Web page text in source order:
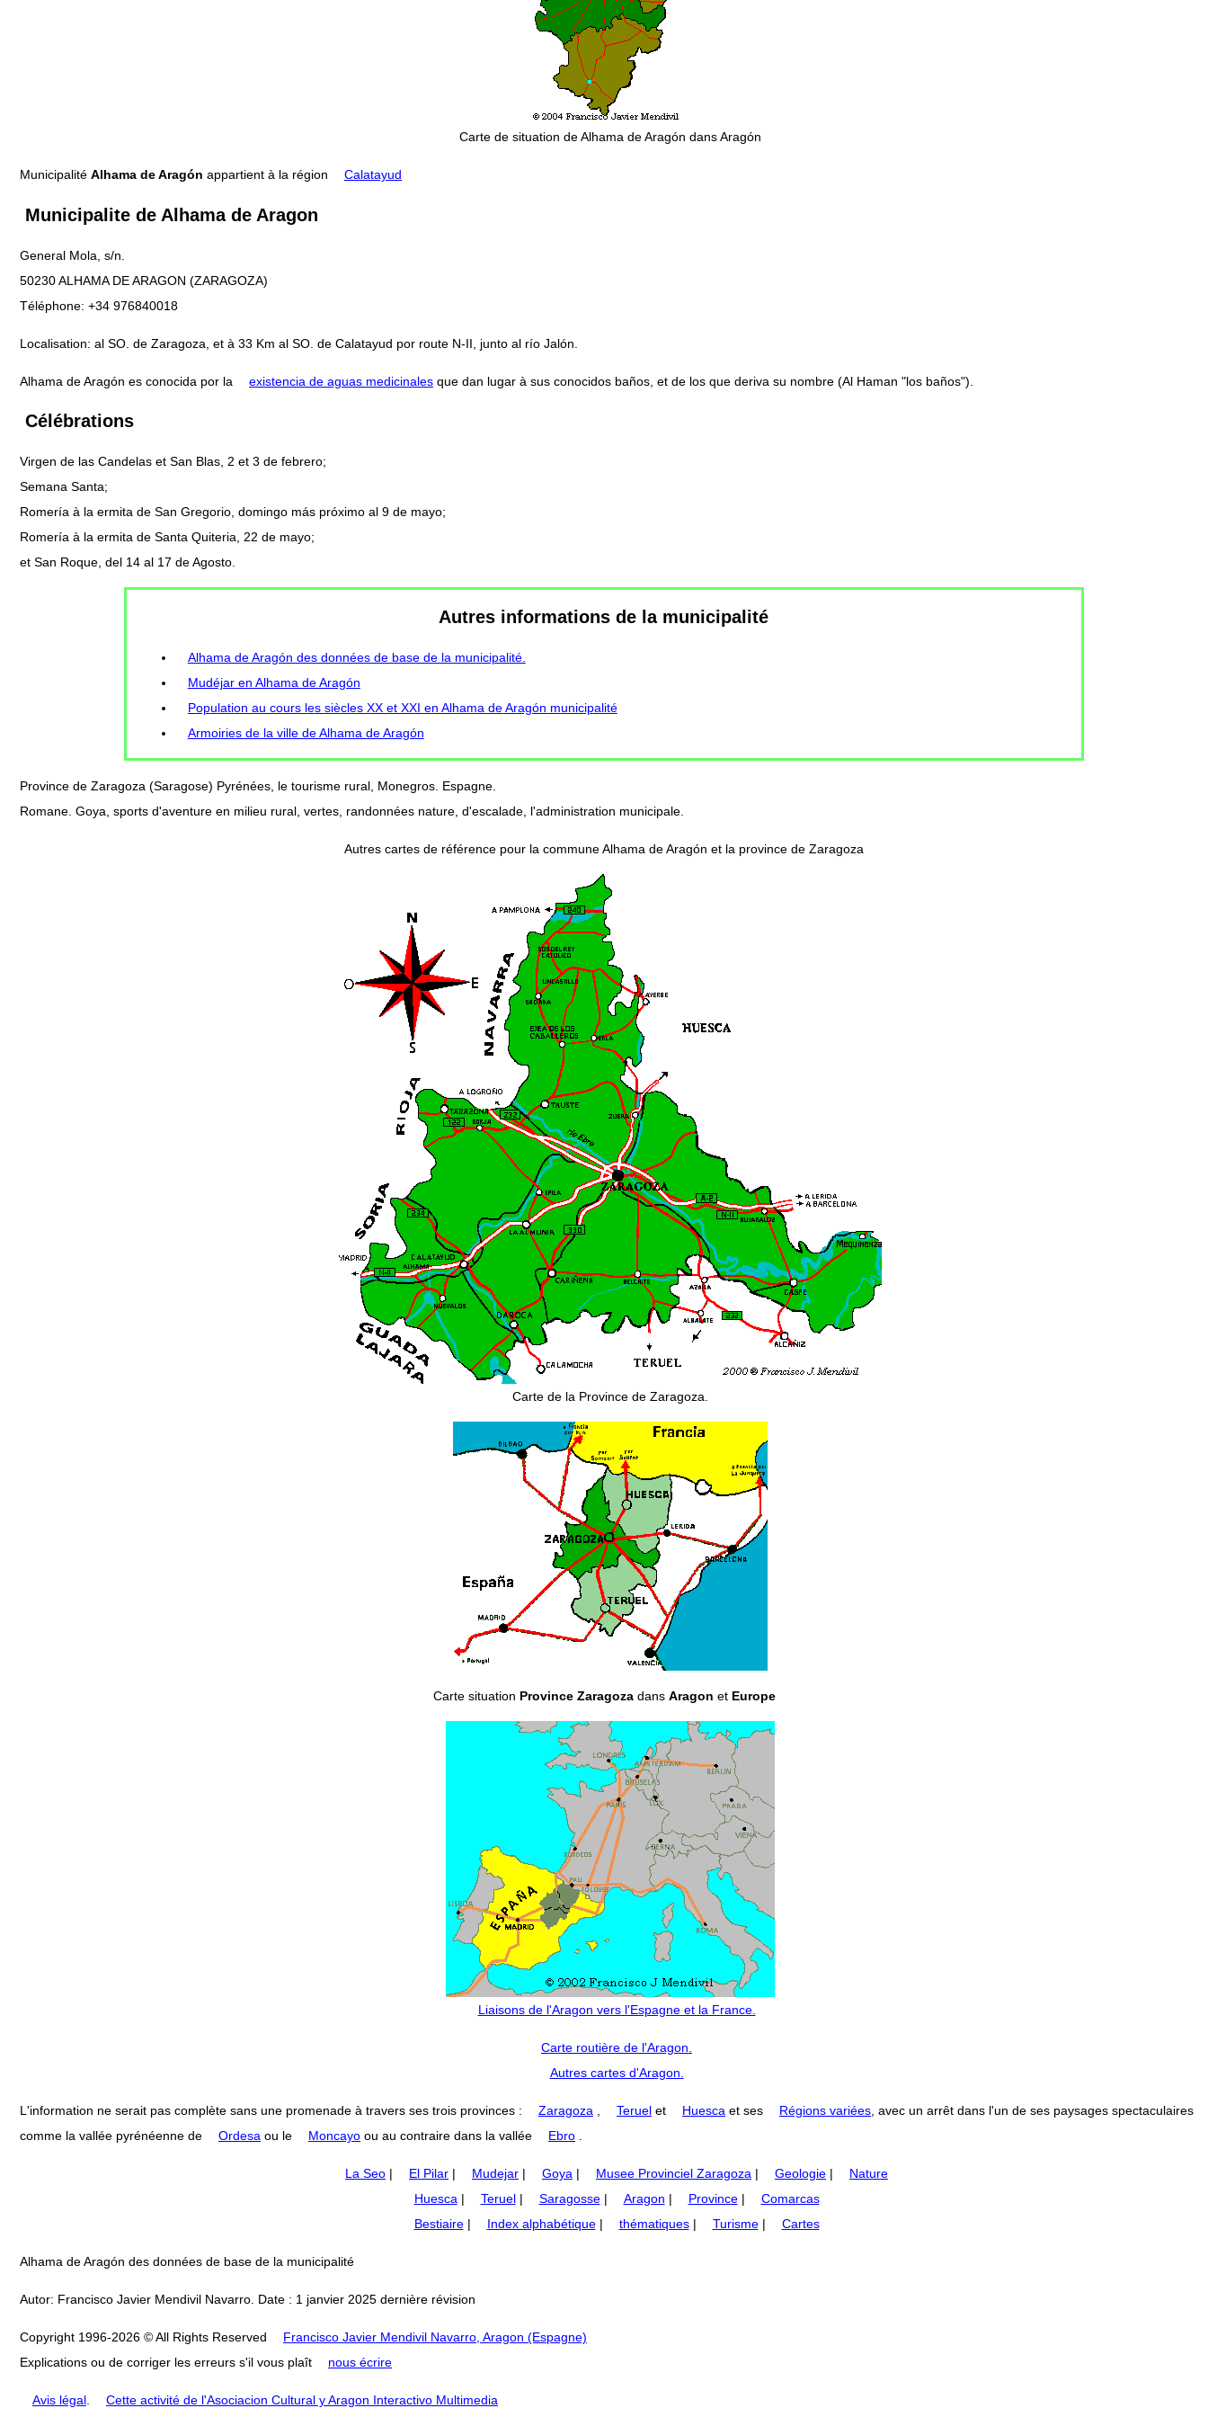
Carte de situation de Alhama de Aragón dans Aragón
Municipalité Alhama de Aragón appartient à la région Calatayud
Municipalite de Alhama de Aragon
General Mola, s/n.
50230 ALHAMA DE ARAGON (ZARAGOZA)
Téléphone: +34 976840018
Localisation: al SO. de Zaragoza, et à 33 Km al SO. de Calatayud por route N-II, junto al río Jalón.
Alhama de Aragón es conocida por la existencia de aguas medicinales que dan lugar à sus conocidos baños, et de los que deriva su nombre (Al Haman "los baños").
Célébrations
Virgen de las Candelas et San Blas, 2 et 3 de febrero;
Semana Santa;
Romería à la ermita de San Gregorio, domingo más próximo al 9 de mayo;
Romería à la ermita de Santa Quiteria, 22 de mayo;
et San Roque, del 14 al 17 de Agosto.
Autres informations de la municipalité
Alhama de Aragón des données de base de la municipalité.
Mudéjar en Alhama de Aragón
Population au cours les siècles XX et XXI en Alhama de Aragón municipalité
Armoiries de la ville de Alhama de Aragón
Province de Zaragoza (Saragose) Pyrénées, le tourisme rural, Monegros. Espagne.
Romane. Goya, sports d'aventure en milieu rural, vertes, randonnées nature, d'escalade, l'administration municipale.
Autres cartes de référence pour la commune Alhama de Aragón et la province de Zaragoza
Carte de la Province de Zaragoza.
Carte situation Province Zaragozadans Aragon et Europe
Liaisons de l'Aragon vers l'Espagne et la France.
Carte routière de l'Aragon.
Autres cartes d'Aragon.
L'information ne serait pas complète sans une promenade à travers ses trois provinces : Zaragoza Teruel et Huesca et ses Régions variées , avec un arrêt dans l'un de ses paysages spectaculaires
comme la vallée pyrénéenne de
Ordesa ou le Moncayo ou au contraire dans la vallée Ebro
La Seo | El Pilar | Mudejar | Goya | Musee Provinciel Zaragoza | Geologie |
Nature
Huesca | Teruel| Saragosse| Aragon | Province|
Comarcas
Bestiaire| Index alphabétique| thématiques| Turisme| Cartes
Alhama de Aragón des données de base de la municipalité
Autor: Francisco Javier Mendivil Navarro. Date : 1 janvier 2025 dernière révision
Copyright 1996-2026 © All Rights Reserved
Francisco Javier Mendivil Navarro, Aragon (Espagne)
Explications ou de corriger les erreurs s'il vous plaît
nous écrire
Avis légal Cette activité de l'Asociacion Cultural y Aragon Interactivo Multimedia